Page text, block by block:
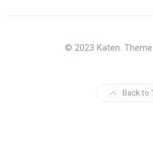
© 2023 Katen.
Back to